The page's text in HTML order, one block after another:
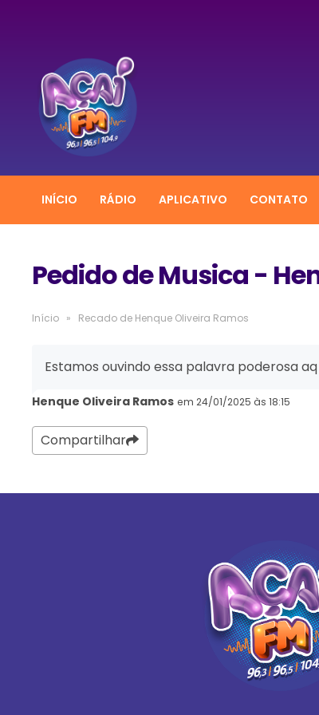
INÍCIO RÁDIO APLICATIVO CONTATO
Pedido de Musica -
Início » Recado de Henque Oliveira Ramos
Estamos ouvindo essa palavra poderosa
Henque Oliveira Ramos em 24/01/2025 às 18:15
Compartilhar